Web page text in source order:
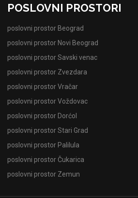
POSLOVNI PROSTORI
poslovni prostor Beograd
poslovni prostor Novi Beograd
poslovni prostor Savski venac
poslovni prostor Zvezdara
poslovni prostor Vračar
poslovni prostor Voždovac
poslovni prostor Dorćol
poslovni prostor Stari Grad
poslovni prostor Palilula
poslovni prostor Čukarica
poslovni prostor Zemun